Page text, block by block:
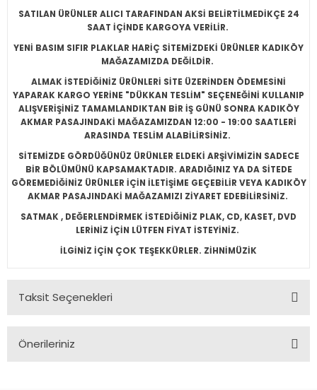
SATILAN ÜRÜNLER ALICI TARAFINDAN AKSİ BELİRTİLMEDİKÇE 24
SAAT İÇİNDE KARGOYA VERİLİR.
YENİ BASIM SIFIR PLAKLAR HARİÇ SİTEMİZDEKİ ÜRÜNLER KADIKÖY
MAĞAZAMIZDA DEĞİLDİR.
ALMAK İSTEDİĞİNİZ ÜRÜNLERİ SİTE ÜZERİNDEN ÖDEMESİNİ
YAPARAK KARGO YERİNE "DÜKKAN TESLİM" SEÇENEĞİNİ KULLANIP
ALIŞVERİŞİNİZ TAMAMLANDIKTAN BİR İŞ GÜNÜ SONRA KADIKÖY
AKMAR PASAJINDAKİ MAĞAZAMIZDAN 12:00 - 19:00 SAATLERİ
ARASINDA TESLİM ALABİLİRSİNİZ.
SİTEMİZDE GÖRDÜĞÜNÜZ ÜRÜNLER ELDEKİ ARŞİVİMİZİN SADECE
BİR BÖLÜMÜNÜ KAPSAMAKTADIR. ARADIĞINIZ YA DA SİTEDE
GÖREMEDİĞİNİZ ÜRÜNLER İÇİN İLETİŞİME GEÇEBİLİR VEYA KADIKÖY
AKMAR PASAJINDAKİ MAĞAZAMIZI ZİYARET EDEBİLİRSİNİZ.
SATMAK , DEĞERLENDİRMEK İSTEDİĞİNİZ PLAK, CD, KASET, DVD
LERİNİZ İÇİN LÜTFEN FİYAT İSTEYİNİZ.
İLGİNİZ İÇİN ÇOK TEŞEKKÜRLER. ZİHNİMÜZİK
Taksit Seçenekleri
Önerileriniz